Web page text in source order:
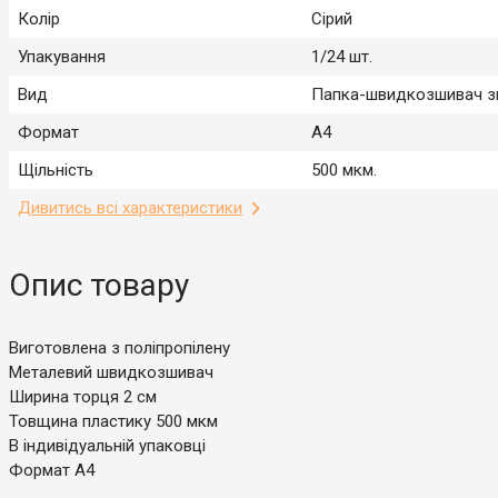
Колір
Сірий
Упакування
1/24 шт.
Вид
Папка-швидкозшивач
Формат
А4
Щільність
500 мкм.
Дивитись всі характеристики
Опис товару
Виготовлена з поліпропілену
Металевий швидкозшивач
Ширина торця 2 см
Товщина пластику 500 мкм
В індивідуальній упаковці
Формат А4